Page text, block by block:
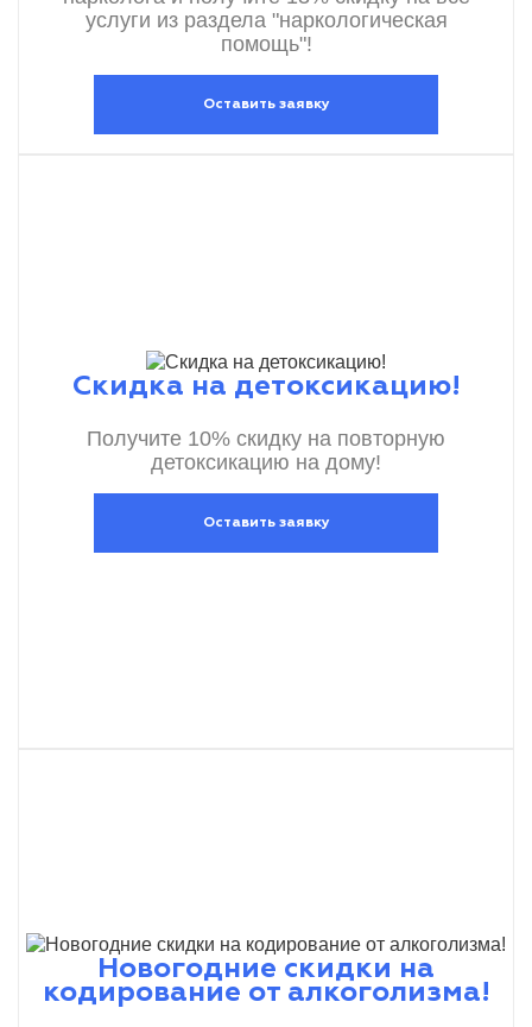
услуги из раздела "наркологическая
помощь"!
Оставить заявку
Скидка на детоксикацию!
Получите 10% скидку на повторную
детоксикацию на дому!
Оставить заявку
Новогодние скидки на
кодирование от алкоголизма!